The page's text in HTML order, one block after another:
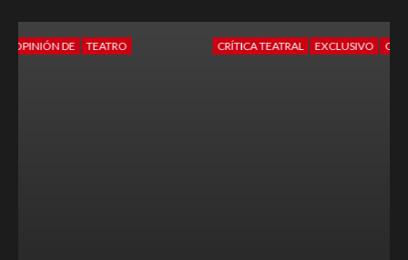
CRÍTICA TEATRAL OPINIÓN DE TEATRO